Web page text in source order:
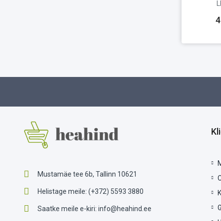
Mustamäe tee 6b, Tallinn 10621
Helistage meile: (+372) 5593 3880
Saatke meile e-kiri: info@heahind.ee